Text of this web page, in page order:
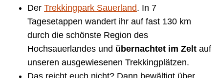
Der Trekkingpark Sauerland. In 7
Tagesetappen wandert ihr auf fast 130 km
durch die schönste Region des
Hochsauerlandes und übernachtet im Zelt auf
unseren ausgewiesenen Trekkingplätzen.
Das reicht euch nicht? Dann bewältigt über